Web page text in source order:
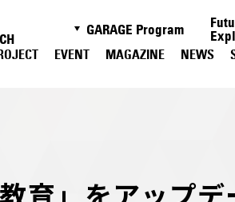
GARAGE Program
EVENT MAGAZINE NEWS
育」をアップデ